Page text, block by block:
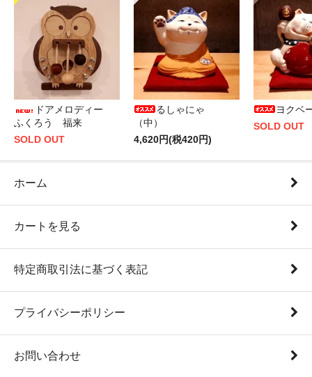
ドアメロディー
ふくろう 福来
SOLD OUT
るしゃにゃ
（中）
4,620円(税420円)
ヨクベ
SOLD OUT
ホーム
カートを見る
特定商取引法に基づく表記
プライバシーポリシー
お問い合わせ